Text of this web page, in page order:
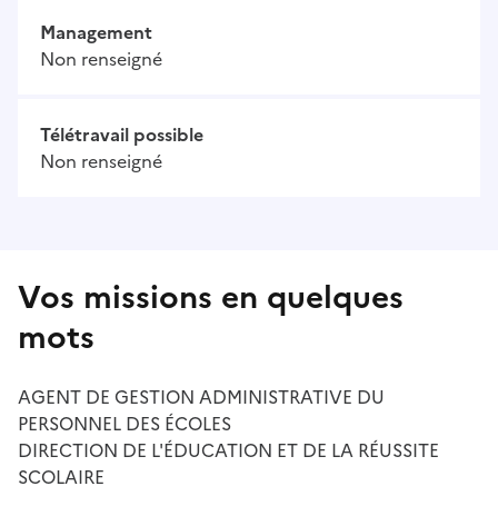
Management
Non renseigné
Télétravail possible
Non renseigné
Vos missions en quelques
mots
AGENT DE GESTION ADMINISTRATIVE DU
PERSONNEL DES ÉCOLES
DIRECTION DE L'ÉDUCATION ET DE LA RÉUSSITE
SCOLAIRE